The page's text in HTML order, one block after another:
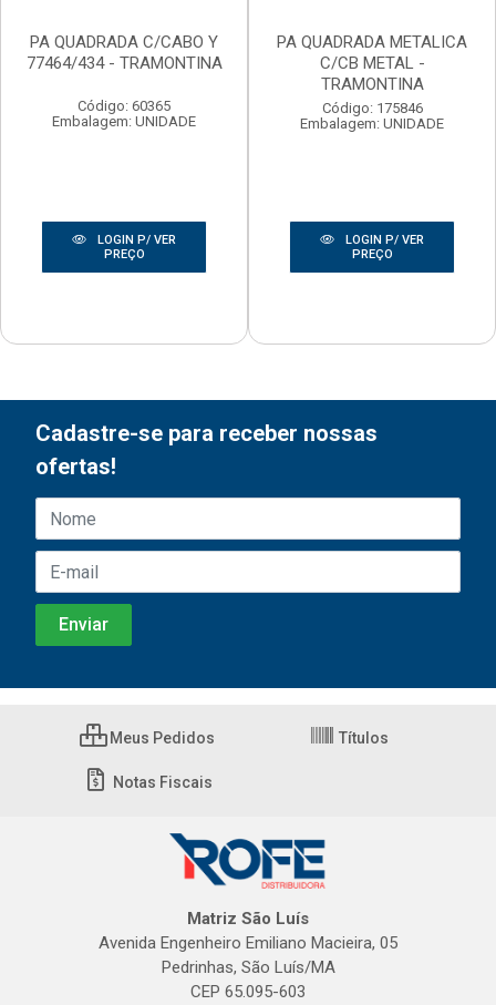
PA QUADRADA C/CABO Y
77464/434 - TRAMONTINA
Código: 60365
Embalagem: UNIDADE
LOGIN P/ VER
PREÇO
PA QUADRADA METALICA
C/CB METAL -
TRAMONTINA
Código: 175846
Embalagem: UNIDADE
LOGIN P/ VER
PREÇO
Cadastre-se para receber nossas
ofertas!
Meus Pedidos Títulos
Notas Fiscais
Matriz São Luís
Avenida Engenheiro Emiliano Macieira, 05
Pedrinhas, São Luís/MA
CEP 65.095-603